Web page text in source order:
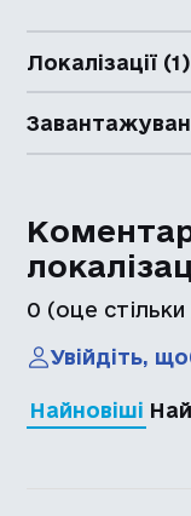
Локалізації (1)
0 (оце
Увійдіть,
Найновіші